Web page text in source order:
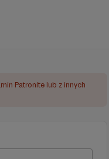
Patronite lub z innych